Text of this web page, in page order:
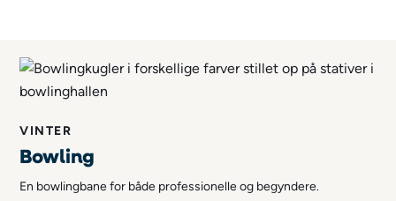
VINTER
Bowling
En bowlingbane for både professionelle og begyndere.